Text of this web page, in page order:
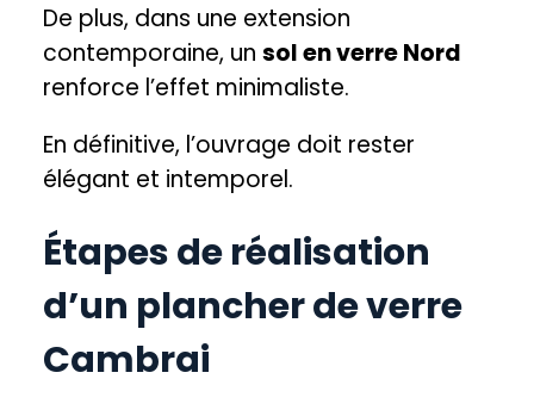
De plus, dans une extension
contemporaine, un sol en verre Nord
renforce l’effet minimaliste.
En définitive, l’ouvrage doit rester
élégant et intemporel.
Étapes de réalisation
d’un plancher de verre
Cambrai